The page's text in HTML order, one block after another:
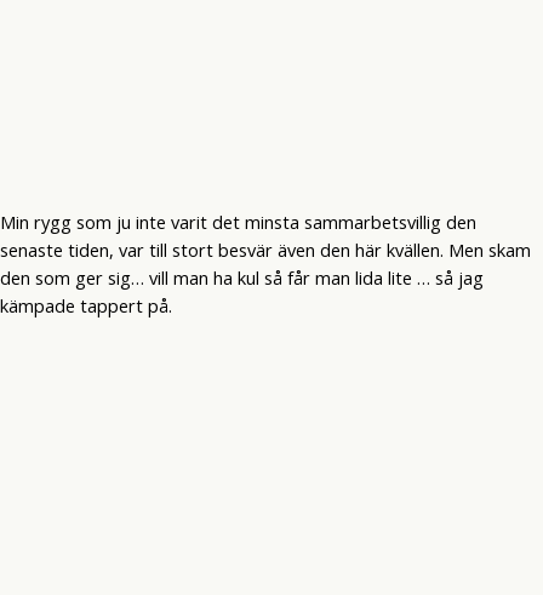
Min rygg som ju inte varit det minsta sammarbetsvillig den
senaste tiden, var till stort besvär även den här kvällen. Men skam
den som ger sig… vill man ha kul så får man lida lite … så jag
kämpade tappert på.